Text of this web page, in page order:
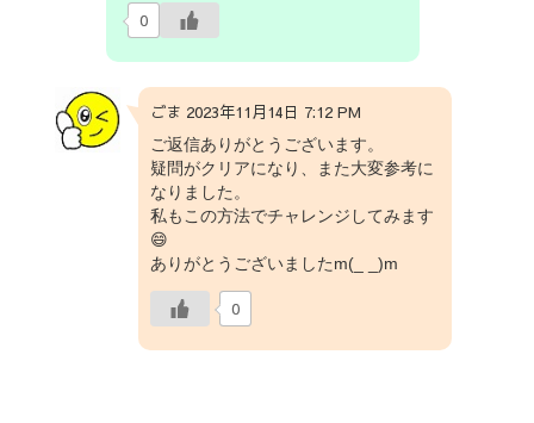
0
ごま 2023年11月14日 7:12 PM
ご返信ありがとうございます。
疑問がクリアになり、また大変参考に
なりました。
私もこの方法でチャレンジしてみます
😄
ありがとうございましたm(_ _)m
0